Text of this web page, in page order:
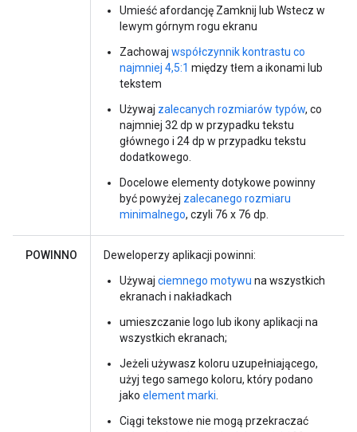
Umieść afordancję Zamknij lub Wstecz w
lewym górnym rogu ekranu
Zachowaj współczynnik kontrastu co
najmniej 4,5:1 między tłem a ikonami lub
tekstem
Używaj zalecanych rozmiarów typów, co
najmniej 32 dp w przypadku tekstu
głównego i 24 dp w przypadku tekstu
dodatkowego.
Docelowe elementy dotykowe powinny
być powyżej zalecanego rozmiaru
minimalnego, czyli 76 x 76 dp.
POWINNO
Deweloperzy aplikacji powinni:
Używaj ciemnego motywu na wszystkich
ekranach i nakładkach
umieszczanie logo lub ikony aplikacji na
wszystkich ekranach;
Jeżeli używasz koloru uzupełniającego,
użyj tego samego koloru, który podano
jako element marki
Ciągi tekstowe nie mogą przekraczać